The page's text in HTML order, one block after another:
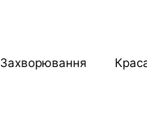
Захворювання